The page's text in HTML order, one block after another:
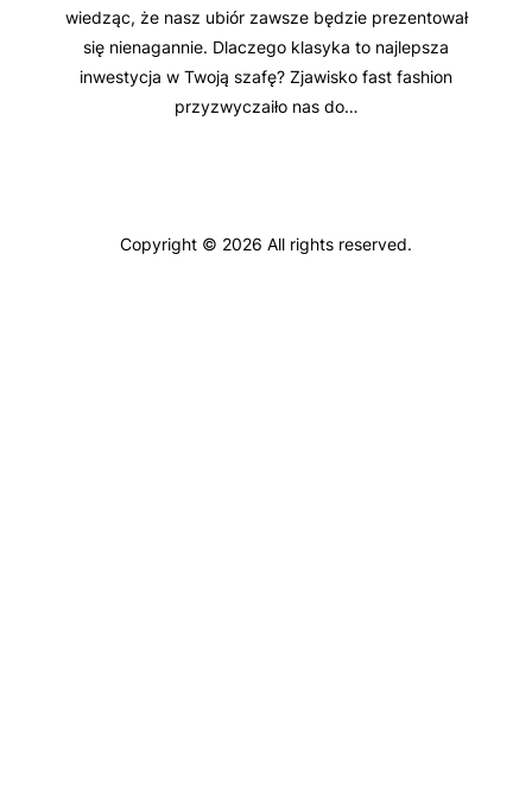
wiedząc, że nasz ubiór zawsze będzie prezentował
się nienagannie. Dlaczego klasyka to najlepsza
inwestycja w Twoją szafę? Zjawisko fast fashion
przyzwyczaiło nas do…
Copyright © 2026 All rights reserved.